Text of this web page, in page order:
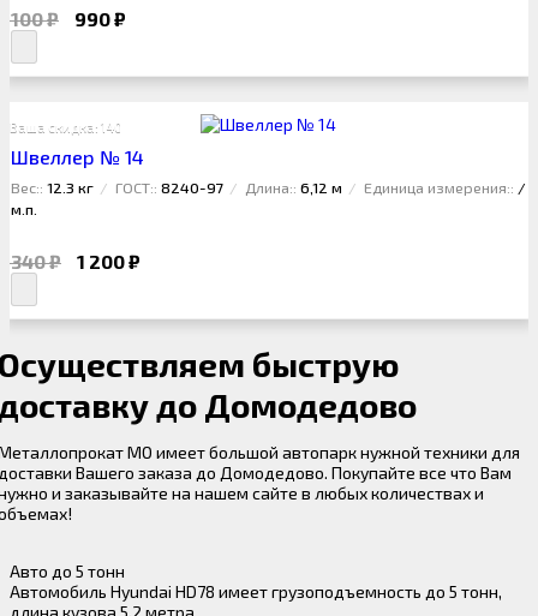
1 100 ₽ 990 ₽
Ваша скидка: 140 ₽
Швеллер № 14
Вес:: 12.3 кг ГОСТ:: 8240-97 Длина:: 6,12 м Единица измерения:: /
м.п.
1 340 ₽ 1 200 ₽
быструю
до Домодедово
МО имеет большой автопарк нужной техники для
Вашего заказа до Домодедово. Покупайте все что Вам
и заказывайте на нашем сайте в любых количествах и
Авто до 5 тонн
Автомобиль Hyundai HD78 имеет грузоподъемность до 5 тонн,
длина кузова 5.2 метра